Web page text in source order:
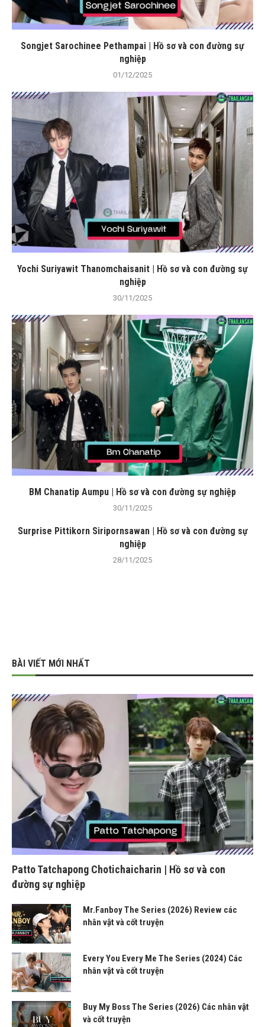
Songjet Sarochinee Pethampai | Hồ sơ và con đường sự
nghiệp
01/12/2025
Yochi Suriyawit Thanomchaisanit | Hồ sơ và con đường sự
nghiệp
30/11/2025
BM Chanatip Aumpu | Hồ sơ và con đường sự nghiệp
30/11/2025
Surprise Pittikorn Siripornsawan | Hồ sơ và con đường sự
nghiệp
28/11/2025
BÀI VIẾT MỚI NHẤT
Patto Tatchapong Chotichaicharin | Hồ sơ và con
đường sự nghiệp
Mr.Fanboy The Series (2026) Review các
nhân vật và cốt truyện
Every You Every Me The Series (2024) Các
nhân vật và cốt truyện
Buy My Boss The Series (2026) Các nhân vật
và cốt truyện